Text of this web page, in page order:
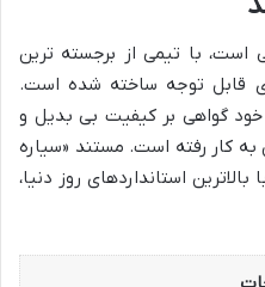
با تیمی از برجسته ترین
قابل توجه ساخته شده است.
خود گواهی بر کیفیت بی بدیل و
کار رفته است. مستند «سیاره
استانداردهای روز دنیا،